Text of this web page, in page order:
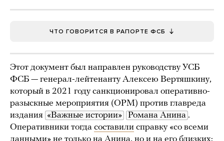
ЧТО ГОВОРИТСЯ В РАПОРТЕ ФСБ
Этот документ был направлен руководству УСБ
ФСБ — генерал-лейтенанту Алексею Вертяшкину,
который в 2021 году санкционировал оперативно-
разыскные мероприятия (ОРМ) против главреда
издания «Важные истории» Романа Анина .
Оперативники тогда составили справку «со всеми